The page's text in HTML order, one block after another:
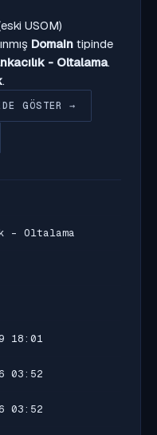
USOM)
Domain tipinde
- Oltalama.
.
GÖSTER →
- Oltalama
18:01
03:52
03:52